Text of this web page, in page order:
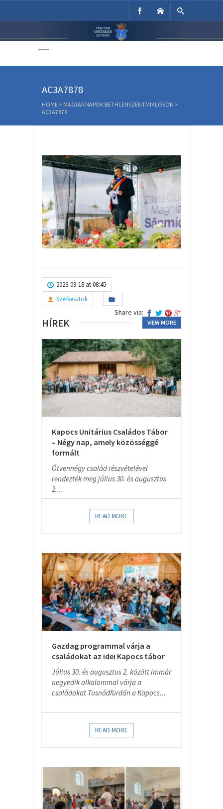
Unitárius Egyház
AC3A7878
HOME > MAGYAR NAPOK BETHLENSZENTMIKLÓSON >
AC3A7878
2023-09-18 at 08:45
Szerkesztok
Share via:
HÍREK VIEW MORE
Kapocs Unitárius Családos Tábor
– Négy nap, amely közösséggé
formált
Ötvennégy család részvételével
rendezték meg július 30. és augusztus
2....
READ MORE
Gazdag programmal várja a
családokat az idei Kapocs tábor
Július 30. és augusztus 2. között immár
negyedik alkalommal várja a
családokat Tusnádfürdőn a Kapocs...
READ MORE